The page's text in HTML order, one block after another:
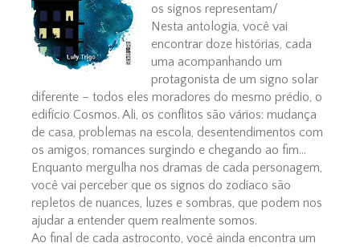
os signos representam/
Nesta antologia, você vai
encontrar doze histórias, cada
uma acompanhando um
protagonista de um signo solar
diferente – todos eles moradores do mesmo prédio, o
edifício Cosmos. Ali, os conflitos são vários: mudança
de casa, problemas na escola, desentendimentos com
os amigos, romances surgindo e chegando ao fim...
Enquanto mergulha nos dramas de cada personagem,
você vai perceber que os signos do zodíaco são
repletos de nuances, luzes e sombras, que podem nos
ajudar a entender quem realmente somos.
Ao final de cada astroconto, você ainda encontra um